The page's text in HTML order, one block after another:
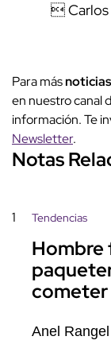
 Carlos
Para másnoticias
en nuestro canal
información. Te
Newsletter.
Notas
1 Tendencias
Hombre
cometer
Anel Rangel